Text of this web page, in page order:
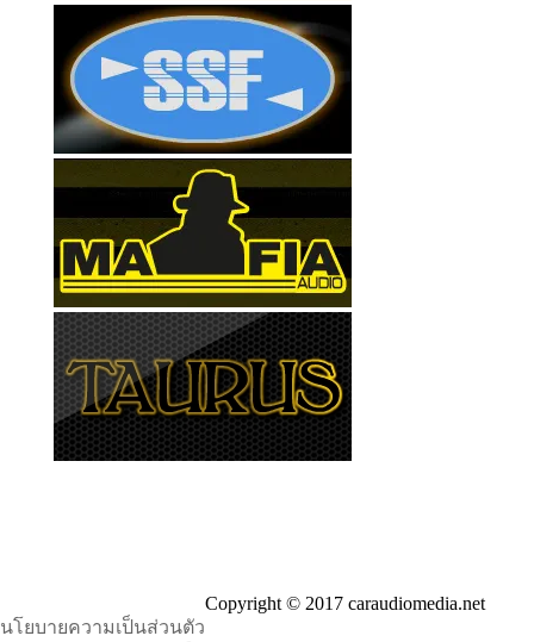
นโยบายความเป็นส่วนตัว
Copyright © 2017 caraudiomedia.net